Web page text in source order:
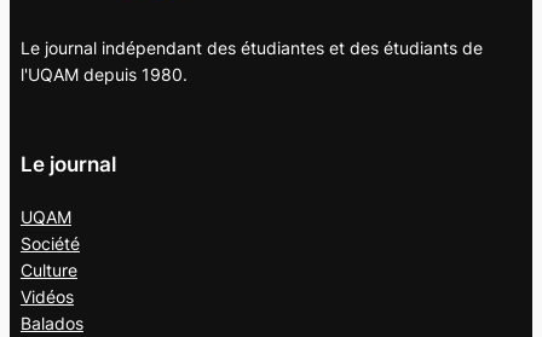
Le journal indépendant des étudiantes et des étudiants de
l'UQAM depuis 1980.
Le journal
UQAM
Société
Culture
Vidéos
Balados